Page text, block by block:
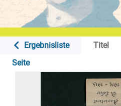
Ergebnisliste Titel
Seite